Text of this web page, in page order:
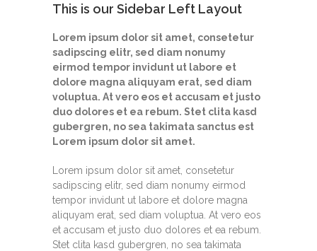
This is our Sidebar Left Layout
Lorem ipsum dolor sit amet, consetetur
sadipscing elitr, sed diam nonumy
eirmod tempor invidunt ut labore et
dolore magna aliquyam erat, sed diam
voluptua. At vero eos et accusam et justo
duo dolores et ea rebum. Stet clita kasd
gubergren, no sea takimata sanctus est
Lorem ipsum dolor sit amet.
Lorem ipsum dolor sit amet, consetetur
sadipscing elitr, sed diam nonumy eirmod
tempor invidunt ut labore et dolore magna
aliquyam erat, sed diam voluptua. At vero eos
et accusam et justo duo dolores et ea rebum.
Stet clita kasd gubergren, no sea takimata